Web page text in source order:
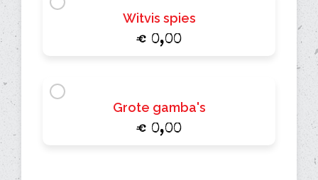
Witvis spies
€ 0,00
Grote gamba's
€ 0,00